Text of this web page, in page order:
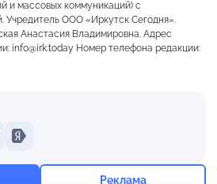
и массовых коммуникаций) с
Учредитель ООО «Иркутск Сегодня».
Анастасия Владимировна. Адрес
info@irk.today Номер телефона редакции:
Yandex
Реклама